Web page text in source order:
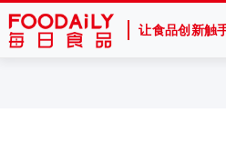
让食品创新触